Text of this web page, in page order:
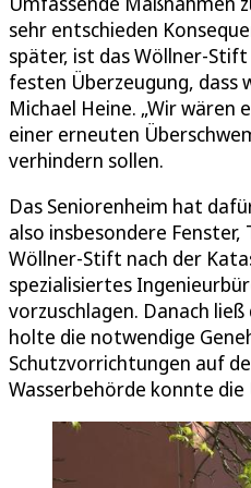
sehr entschieden
später, ist das Wöllner-
festen Überzeugung, dass
Michael Heine. „Wir
einer erneuten
verhindern sollen.
Das Seniorenheim hat
also insbesondere
Wöllner-Stift nach der
spezialisiertes
vorzuschlagen. Danach
holte die notwendige
Schutzvorrichtungen auf
Wasserbehörde konnte